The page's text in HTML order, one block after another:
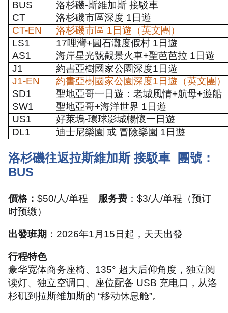
BUS
洛杉磯-斯維加斯 接駁車
CT
洛杉磯市區深度 1 日遊
CT-EN
洛杉磯市區 1 日遊（英文團）
LS1
17哩灣+圓石灘度假村1 日遊
AS1
海岸星光號觀景火車+聖芭芭拉 1 日遊
J1
約書亞樹國家公園深度1 日遊
J1-EN
約書亞樹國家公園深度1 日遊（英文團）
SD1
聖地亞哥一日遊：老城風情+航母+遊船
SW1
聖地亞哥+海洋世界 1 日遊
US1
好萊塢-環球影城暢懷一日遊
DL1
迪士尼樂園 或 冒險樂園 1 日遊
洛杉磯往返拉斯維加斯 接駁車
團號：
BUS
價格： $50/人/单程 服务费 ： $3/人/单程（预订
时预缴）
出發班期 ： 2026年1 月 15 日起，天天出發
行程特色
豪华宽体商务座椅、 135° 超大后仰角度，独立阅
读灯、独立空调口、座位配备 USB 充电口，从洛
杉矶到拉斯维加斯的 “移动休息舱”。